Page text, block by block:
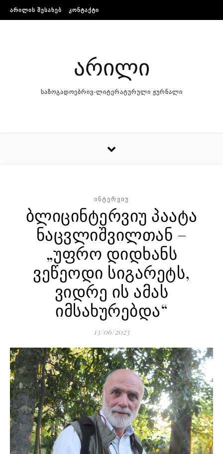
Skip to content
ᲐᲠᲘᲚᲘᲡ ᲨᲔᲡᲐᲮᲔᲑ ᲙᲝᲜᲢᲐᲥᲢᲘ
არილი
საზოგადოებრივ-ლიტერატურული ჟურნალი
ᲘᲜᲢᲔᲠᲕᲘᲣ
ბლიცინტერვიუ პაატა
ნაცვლიშვილთან –
„უფრო დიდხანს
ვეწეოდი სიგარეტს,
ვიდრე ის ამას
იმსახურებდა“
13/06/2023